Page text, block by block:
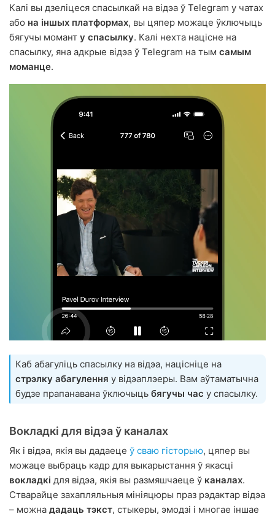
Калі вы дзеліцеся спасылкай на відэа ў Telegram у чатах
або на іншых платформах, вы цяпер можаце ўключыць
бягучы момант у спасылку. Калі нехта націсне на
спасылку, яна адкрые відэа ў Telegram на тым самым
моманце.
Каб абагуліць спасылку на відэа, націсніце на
стрэлку абагулення у відэаплэеры. Вам аўтаматычна
будзе прапанавана ўключыць бягучы час у спасылку.
Вокладкі для відэа ў каналах
Як і відэа, якія вы дадаеце ў сваю гісторыю, цяпер вы
можаце выбраць кадр для выкарыстання ў якасці
вокладкі для відэа, якія вы размяшчаеце ў каналах.
Стварайце захапляльныя мініяцюры праз рэдактар відэа
– можна дадаць тэкст, стыкеры, эмодзі і многае іншае